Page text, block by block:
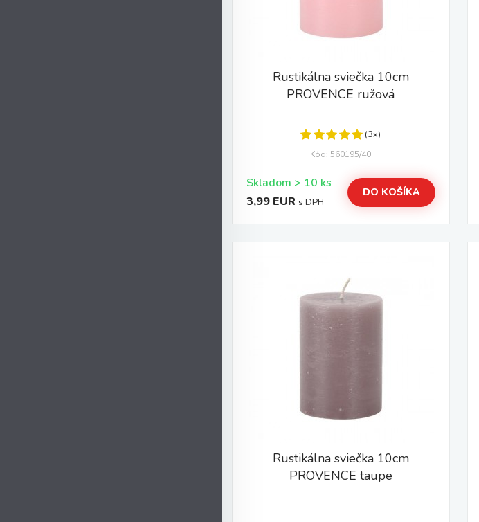
Rustikálna sviečka 10cm
PROVENCE ružová
(3x)
Kód: 560195/40
Skladom > 10 ks
3,99 EUR s DPH
DO KOŠÍKA
Rustikálna sviečka 10cm
PROVENCE taupe